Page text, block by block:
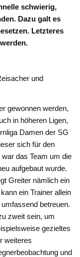
schwierig,
Dazu galt es
Letzteres
und
gewonnen werden,
in höheren Ligen,
Damen der SG
sich für den
das Team um die
aufgebaut wurde.
Greiter nämlich ein
ein Trainer allein
betreuen.
zweit sein, um
gezieltes
weiteres
und